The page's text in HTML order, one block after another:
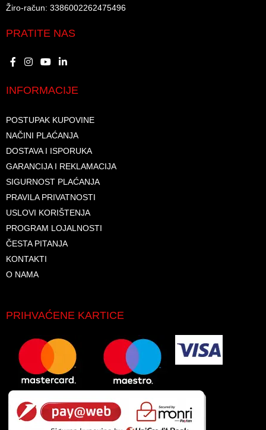
Žiro-račun: 3386002262475496​​
PRATITE NAS
INFORMACIJE
POSTUPAK KUPOVINE
NAČINI PLAĆANJA
DOSTAVA I ISPORUKA
GARANCIJA I REKLAMACIJA
SIGURNOST PLAĆANJA
PRAVILA PRIVATNOSTI
USLOVI KORIŠTENJA
PROGRAM LOJALNOSTI
ČESTA PITANJA
KONTAKTI
O NAMA
PRIHVAĆENE KARTICE